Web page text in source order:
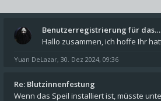
Benutzerregistrierung für das…
Yuan DeLazar, 30. Dez 2024, 09:36
Re: Blutzinnenfestung